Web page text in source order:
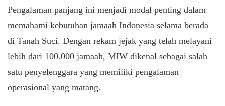
Pengalaman panjang ini menjadi modal penting dalam
memahami kebutuhan jamaah Indonesia selama berada
di Tanah Suci. Dengan rekam jejak yang telah melayani
lebih dari 100.000 jamaah, MIW dikenal sebagai salah
satu penyelenggara yang memiliki pengalaman
operasional yang matang.